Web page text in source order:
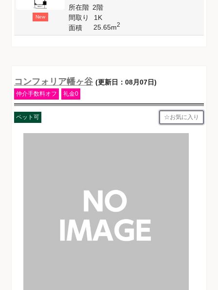
New
所在階 2階
間取り
1K
面積
25.65m2
コンフォリア幡ヶ谷 (更新日：08月07日)
仲介手数料オフ 礼金0
ペット可 お気に入り